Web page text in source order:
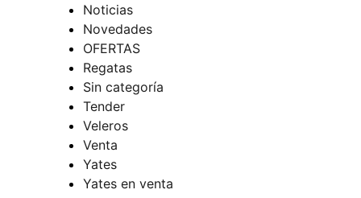
Noticias
Novedades
OFERTAS
Regatas
Sin categoría
Tender
Veleros
Venta
Yates
Yates en venta